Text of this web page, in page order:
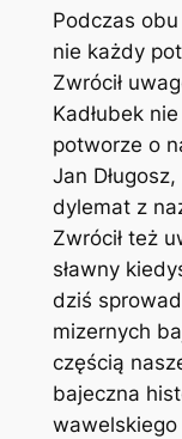
Podczas
nie każdy
Zwrócił
Kadłubek
potworze o
Jan
dylemat z
Zwrócił też
sławny
dziś
mizernych
częścią
bajeczna
wawelskiego